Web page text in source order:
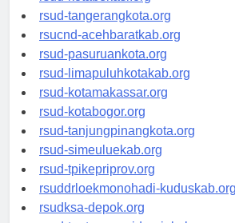
rsud-kotabekasi.org
rsud-tangerangkota.org
rsucnd-acehbaratkab.org
rsud-pasuruankota.org
rsud-limapuluhkotakab.org
rsud-kotamakassar.org
rsud-kotabogor.org
rsud-tanjungpinangkota.org
rsud-simeuluekab.org
rsud-tpikepriprov.org
rsuddrloekmonohadi-kuduskab.org